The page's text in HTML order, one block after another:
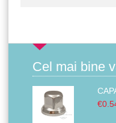
Cel mai bine